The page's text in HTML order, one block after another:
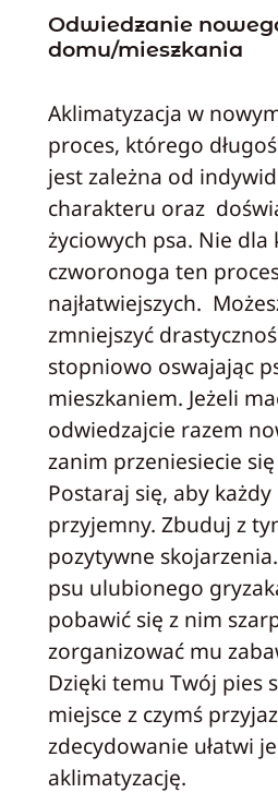
Odwiedzanie
domu/mieszkania
Aklimatyzacja w
proces, którego
jest zależna od
charakteru oraz
życiowych psa. Nie dla
czworonoga ten
najłatwiejszych.
zmniejszyć
stopniowo oswajając
mieszkaniem. Jeżeli
odwiedzajcie razem
zanim przeniesiecie
Postaraj się, aby
przyjemny. Zbuduj z
pozytywne
psu ulubionego
pobawić się z nim
zorganizować mu
Dzięki temu Twój pies
miejsce z czymś
zdecydowanie ułatwi
aklimatyzację.